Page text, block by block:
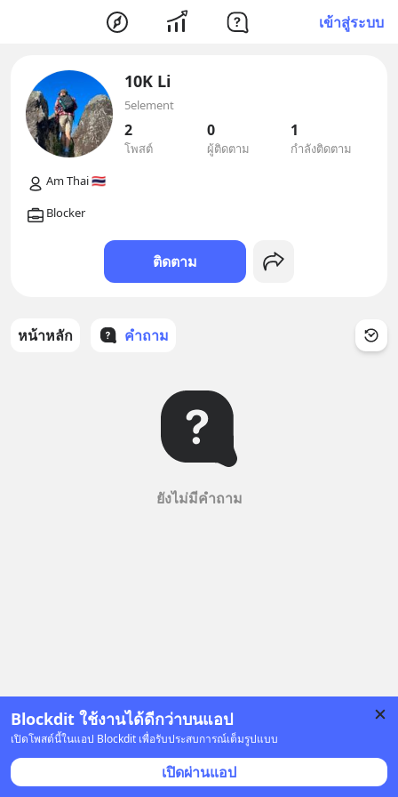
เข้าสู่ระบบ
Blockdit ใช้งานได้ดีกว่าบนแอป
เปิดโพสต์นี้ในแอป Blockdit เพื่อรับประสบการณ์เต็มรูปแบบ
เปิดผ่านแอป
10K Li
5element
2
โพสต์
0
ผู้ติดตาม
1
กำลังติดตาม
ติดตาม
หน้าหลัก คำถาม
ยังไม่มีคำถาม